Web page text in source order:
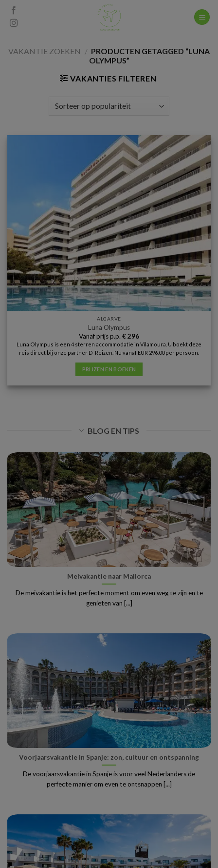
Skip
content
VAKANTIE ZOEKEN / PRODUCTEN GETAGGED “LUNA
OLYMPUS”
VAKANTIES FILTEREN
ALGARVE
Luna Olympus
Vanaf prijs p.p. €296
Luna Olympus is een 4 sterren accommodatie in Vilamoura. U boekt deze
reis direct bij onze partner D-Reizen. Nu vanaf EUR 296.00 per persoon.
PRIJZEN EN BOEKEN
BLOG EN TIPS
Meivakantie naar Mallorca
De meivakantie is het perfecte moment om even weg te zijn en te
genieten van [...]
Voorjaarsvakantie in Spanje: zon, cultuur en ontspanning
De voorjaarsvakantie in Spanje is voor veel Nederlanders de
perfecte manier om even te ontsnappen [...]